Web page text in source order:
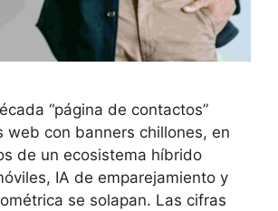
“página de contactos”
web con banners chillones, en
de un ecosistema híbrido
IA de emparejamiento y
se solapan. Las cifras